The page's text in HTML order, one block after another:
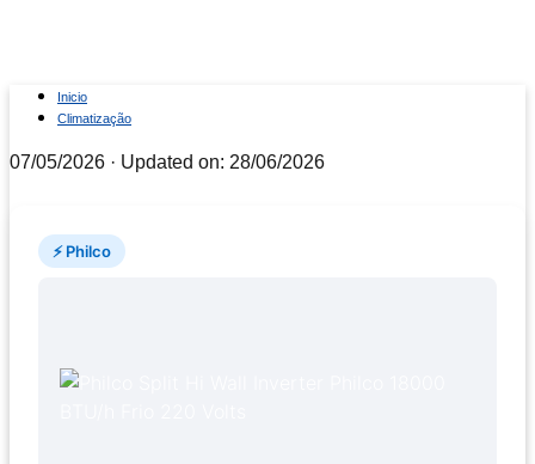
Inicio
Climatização
07/05/2026 · Updated on: 28/06/2026
⚡ Philco